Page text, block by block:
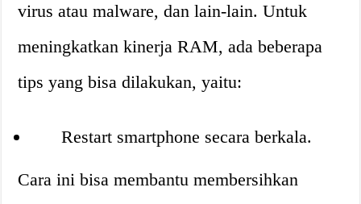
virus atau malware, dan lain-lain. Untuk
meningkatkan kinerja RAM, ada beberapa
tips yang bisa dilakukan, yaitu:
Restart smartphone secara berkala.
Cara ini bisa membantu membersihkan